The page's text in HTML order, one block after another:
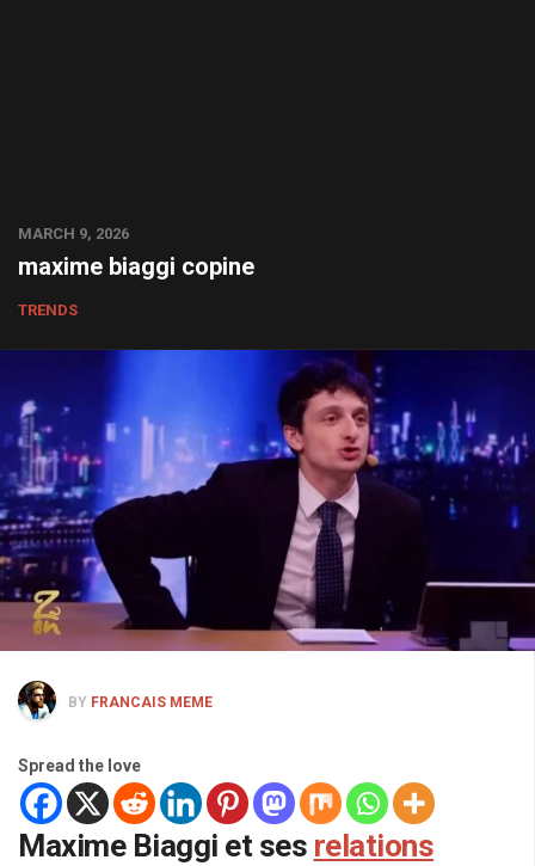
MARCH 9, 2026
maxime biaggi copine
TRENDS
BY FRANCAIS MEME
Spread the love
Maxime Biaggi et ses relations